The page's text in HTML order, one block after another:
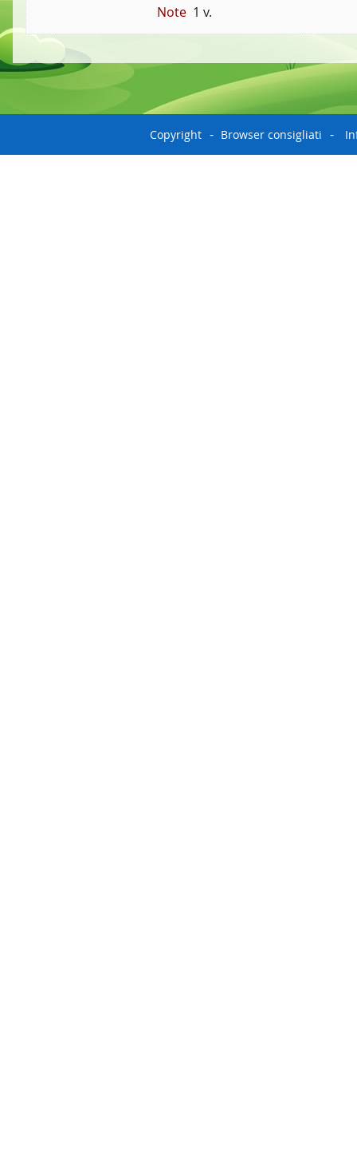
Note 1 v.
Copyright Browser consigliati